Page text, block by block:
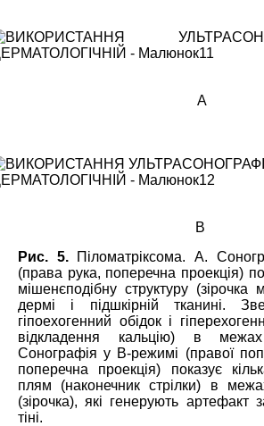
А
В
Рис. 5.Піломатріксома. А.
(права рука, поперечна проекція)
мішенєподібну структуру
дермі і підшкірній тканині.
гіпоехогенний обідок і
відкладення кальцію) в
Сонографія у В-режимі (правої
поперечна проекція) показує
плям (наконечник стрілки) в
(зірочка), які генерують артефакт
тіні.